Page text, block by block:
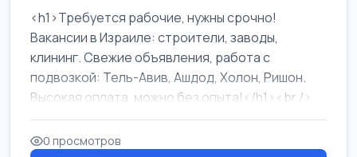
<h1>Требуется рабочие, нужны срочно!
Вакансии в Израиле: строители, заводы,
клининг. Свежие объявления, работа с
подвозкой: Тель-Авив, Ашдод, Холон, Ришон.
Высокая оплата, можно без опыта!</h1><br />
...
0 просмотров